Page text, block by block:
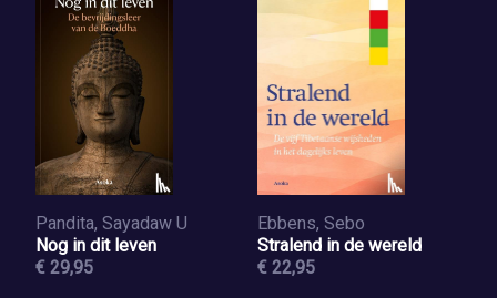
Pandita, Sayadaw U
Nog in dit leven
€ 29,95
Ebbens, Sebo
Stralend in de wereld
€ 22,95